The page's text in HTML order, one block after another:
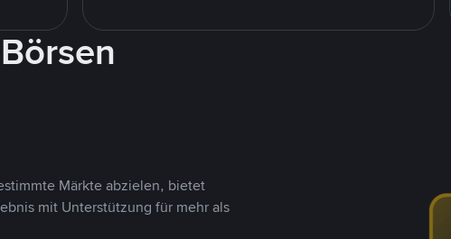
Märkte abzielen, bietet
mit Unterstützung für mehr als